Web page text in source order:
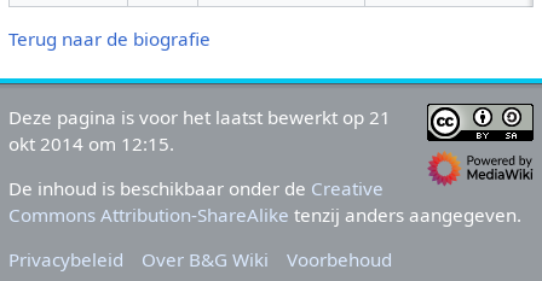
Terug naar de biografie
Deze pagina is voor het laatst bewerkt op 21
okt 2014 om 12:15.
De inhoud is beschikbaar onder de Creative
Commons Attribution-ShareAlike tenzij anders aangegeven.
Privacybeleid
Over B&G Wiki Voorbehoud